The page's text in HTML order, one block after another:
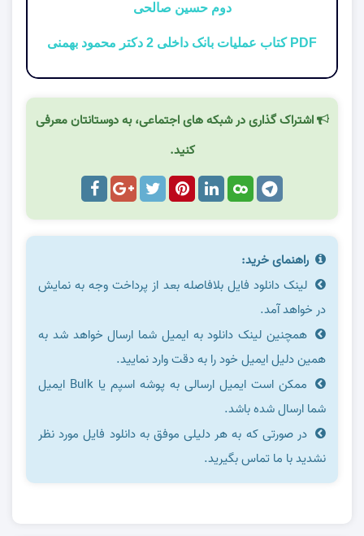
دوم حسین صالحی
PDF کتاب عملیات بانک داخلی 2 دکتر محمود بهمنی
اشتراک گذاری در شبکه های اجتماعی، به دوستانتان معرفی
کنید.
راهنمای خرید:
لینک دانلود فایل بلافاصله بعد از پرداخت وجه به نمایش
در خواهد آمد.
همچنین لینک دانلود به ایمیل شما ارسال خواهد شد به
همین دلیل ایمیل خود را به دقت وارد نمایید.
ممکن است ایمیل ارسالی به پوشه اسپم یا Bulk ایمیل
شما ارسال شده باشد.
در صورتی که به هر دلیلی موفق به دانلود فایل مورد نظر
نشدید با ما تماس بگیرید.